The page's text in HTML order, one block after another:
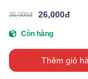
35,000đ 26,000đ
Còn hàng
Thêm giỏ